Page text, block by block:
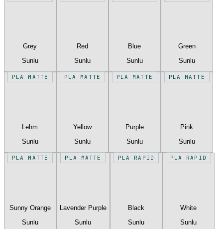
Grey
Sunlu
Red
Sunlu
Blue
Sunlu
Green
Sunlu
PLA MATTE
Lehm
Sunlu
PLA MATTE
Yellow
Sunlu
PLA MATTE
Purple
Sunlu
PLA MATTE
Pink
Sunlu
PLA MATTE
Sunny Orange
Sunlu
PLA MATTE
Lavender Purple
Sunlu
PLA RAPID
Black
Sunlu
PLA RAPID
White
Sunlu